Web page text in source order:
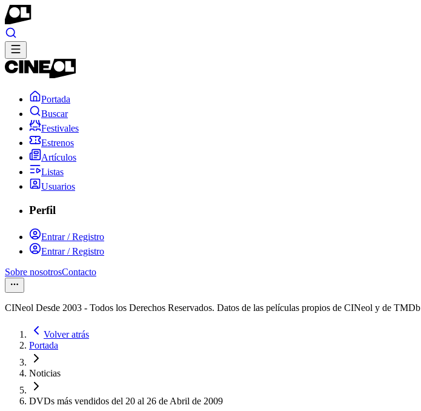
Portada
Buscar
Festivales
Estrenos
Artículos
Listas
Usuarios
Perfil
Entrar / Registro
Entrar / Registro
Sobre nosotrosContacto
CINeol Desde 2003 - Todos los Derechos Reservados. Datos de las películas propios de CINeol y de TMDb
Volver atrás
Portada
Noticias
DVDs más vendidos del 20 al 26 de Abril de 2009